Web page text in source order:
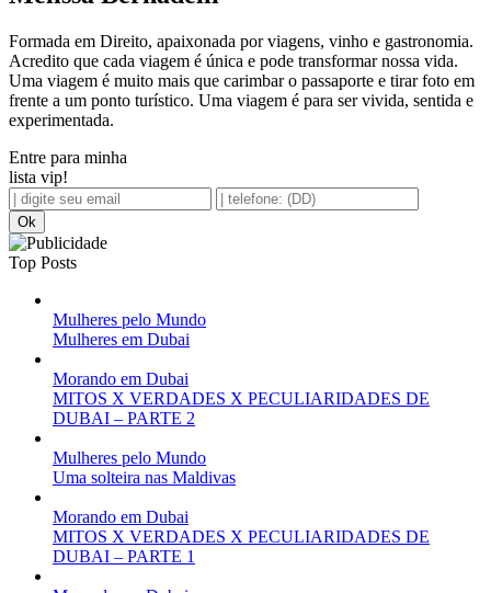
Formada em Direito, apaixonada por viagens, vinho e gastronomia.
Acredito que cada viagem é única e pode transformar nossa vida.
Uma viagem é muito mais que carimbar o passaporte e tirar foto em
frente a um ponto turístico. Uma viagem é para ser vivida, sentida e
experimentada.
Entre para minha
lista vip!
Top Posts
Mulheres pelo Mundo
Mulheres em Dubai
Morando em Dubai
MITOS X VERDADES X PECULIARIDADES DE
DUBAI – PARTE 2
Mulheres pelo Mundo
Uma solteira nas Maldivas
Morando em Dubai
MITOS X VERDADES X PECULIARIDADES DE
DUBAI – PARTE 1